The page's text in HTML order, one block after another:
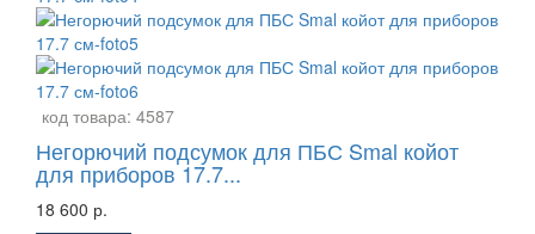
код товара: 4587
Негорючий подсумок для ПБС Smal койот
для приборов 17.7...
18 600 р.